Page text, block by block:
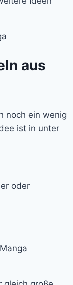
aus
noch ein wenig
ist in unter
oder